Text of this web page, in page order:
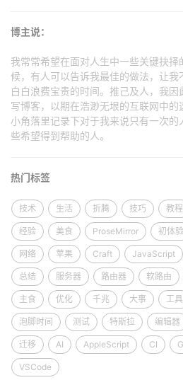
博主说：
我常常希望在面对人生中一些关键抉择
候，有人可以告诉我最佳的做法，让我
白白浪费宝贵的时间。推己及人，我因
写博客，以期在浩渺无垠的互联网中的
小角落里记录下对于我来说只有一次
些希望得到帮助的人。
热门标签
技术 生活 折腾 技巧 教程
经验 美食 ProseMirror 初体验
网络 苹果 Craft JavaScript
总结 服务器 路由器 软路由
主食 优化 千兆 大事 工具
泡脚时间 测试 特斯拉 编辑器
迁移 AI AppleScript CI
VSCode